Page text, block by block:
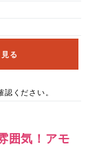
る
ください。
囲気！アモ